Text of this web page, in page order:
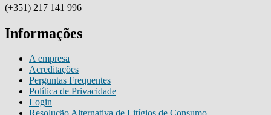
(+351) 217 141 996
Informações
A empresa
Acreditações
Perguntas Frequentes
Política de Privacidade
Login